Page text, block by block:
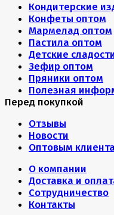
Кондитерские
Конфеты оптом
Мармелад оптом
Пастила оптом
Детские
Зефир оптом
Пряники оптом
Полезная
Перед покупкой
Отзывы
Новости
Оптовым
О компании
Доставка и
Сотрудничество
Контакты